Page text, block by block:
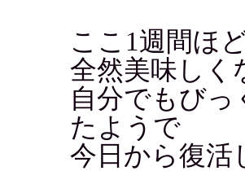
ここ1週間ほ
全然美味しく
自分でもび
たようで
今日から復活